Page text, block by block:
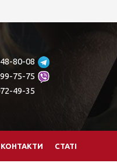
80-08
75-75
49-35
КОНТАКТИ СТАТІ